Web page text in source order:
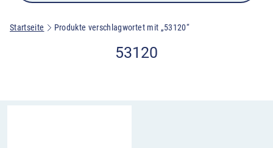
Startseite Produkte verschlagwortet mit „53120“
53120